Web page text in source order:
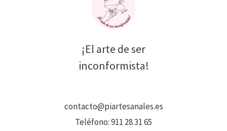
¡El arte de ser
inconformista!
contacto@piartesanales.es
Teléfono:911 28 31 65